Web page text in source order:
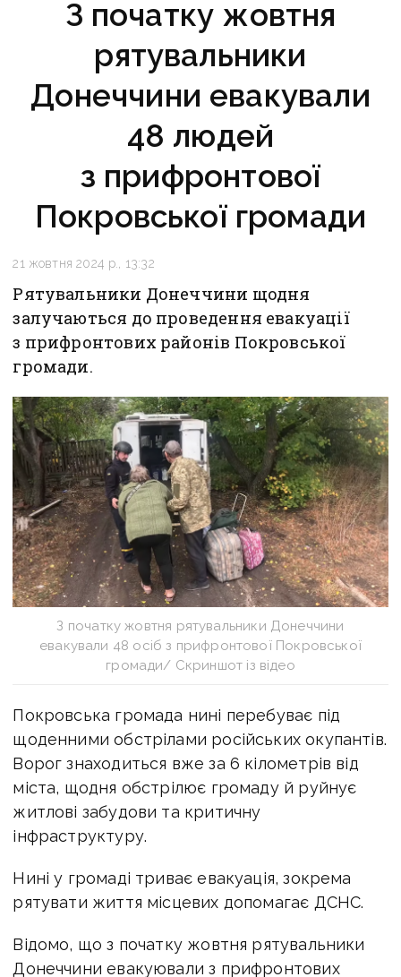
З початку жовтня
рятувальники
Донеччини евакували
48 людей
з прифронтової
Покровської громади
21 жовтня 2024 р., 13:32
Рятувальники Донеччини щодня
залучаються до проведення евакуації
з прифронтових районів Покровської
громади.
З початку жовтня рятувальники Донеччини
евакували 48 осіб з прифронтової Покровської
громади/ Скриншот із відео
Покровська громада нині перебуває під
щоденними обстрілами російських окупантів.
Ворог знаходиться вже за 6 кілометрів від
міста, щодня обстрілює громаду й руйнує
житлові забудови та критичну
інфраструктуру.
Нині у громаді триває евакуація, зокрема
рятувати життя місцевих допомагає ДСНС.
Відомо, що з початку жовтня рятувальники
Донеччини евакуювали з прифронтових